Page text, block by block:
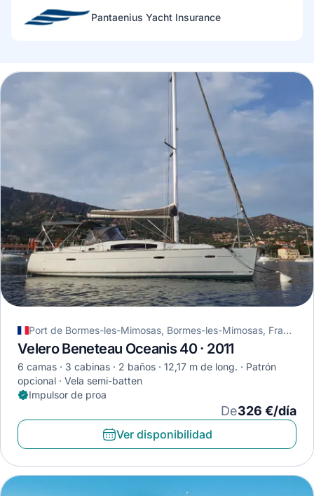
Pantaenius Yacht Insurance
Port de Bormes-les-Mimosas, Bormes-les-Mimosas, Francia
Velero Beneteau Oceanis 40 · 2011
6 camas 3 cabinas 2 baños 12,17 m de long.
Patrón
opcional
Vela semi-batten
Impulsor de proa
De326 €/día
Ver disponibilidad